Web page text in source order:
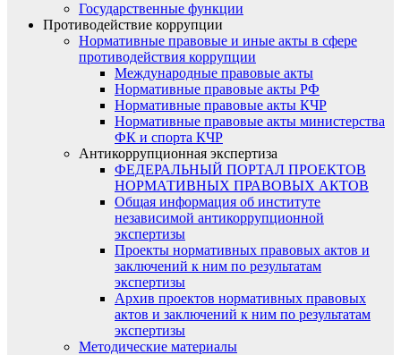
Государственные функции
Противодействие коррупции
Нормативные правовые и иные акты в сфере
противодействия коррупции
Международные правовые акты
Нормативные правовые акты РФ
Нормативные правовые акты КЧР
Нормативные правовые акты министерства
ФК и спорта КЧР
Антикоррупционная экспертиза
ФЕДЕРАЛЬНЫЙ ПОРТАЛ ПРОЕКТОВ
НОРМАТИВНЫХ ПРАВОВЫХ АКТОВ
Общая информация об институте
независимой антикоррупционной
экспертизы
Проекты нормативных правовых актов и
заключений к ним по результатам
экспертизы
Архив проектов нормативных правовых
актов и заключений к ним по результатам
экспертизы
Методические материалы